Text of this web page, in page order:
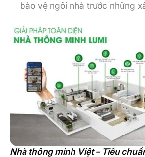
bảo vệ ngôi nhà trước những
Nhà thông minh Việt – Tiêu